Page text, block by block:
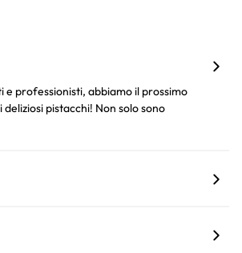
e professionisti, abbiamo il prossimo
pistacchi! Non solo sono